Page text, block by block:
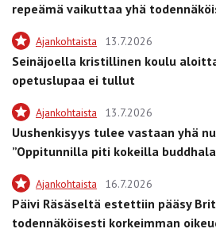
repeämä vaikuttaa yhä
Ajankohtaista 13.7.2026
Seinäjoella kristillinen koulu
opetuslupaa ei tullut
Ajankohtaista 13.7.2026
Uushenkisyys tulee vastaan yhä
”Oppitunnilla piti kokeilla
Ajankohtaista 16.7.2026
Päivi Räsäseltä estettiin pääsy
todennäköisesti korkeimman